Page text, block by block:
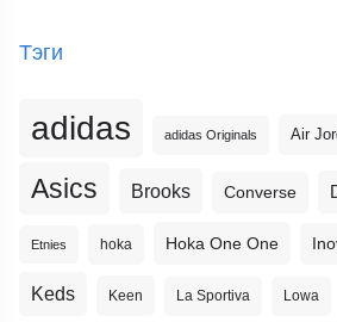
Тэги
adidas adidas Originals Air
Asics Brooks Converse
Etnies hoka Hoka One One
Keds Keen La Sportiva Lowa